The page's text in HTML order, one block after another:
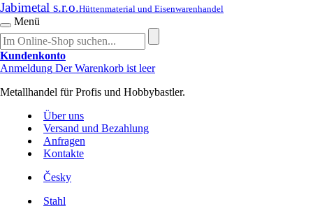
Jabimetal s.r.o.Hüttenmaterial und Eisenwarenhandel
Menü
Kundenkonto
Anmeldung Der Warenkorb ist leer
Metallhandel für Profis und Hobbybastler.
Über uns
Versand und Bezahlung
Anfragen
Kontakte
Česky
Stahl